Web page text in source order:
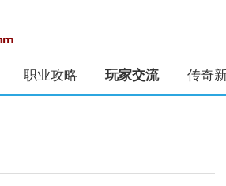
职业攻略 玩家交流 传奇